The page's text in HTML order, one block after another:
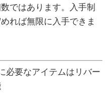
ではあります。入手制
れば無限に入手できま
必要なアイテムはリバー